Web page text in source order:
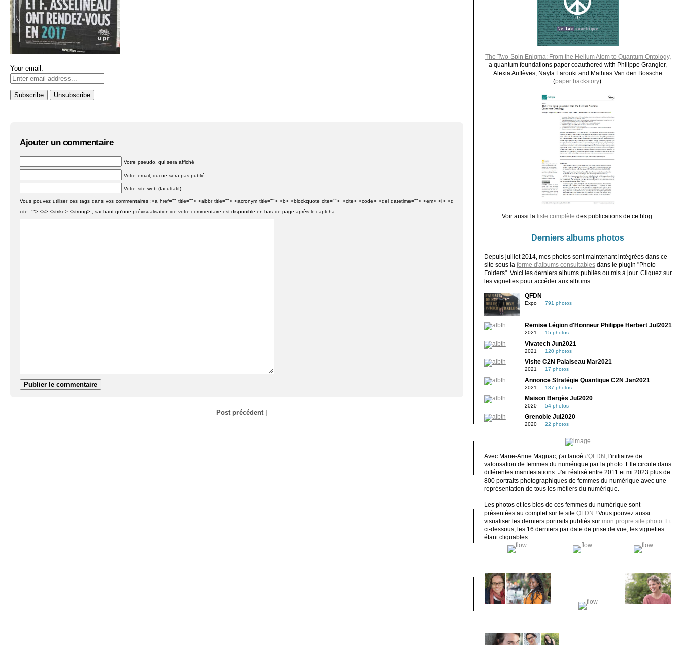
Your email:
Ajouter un commentaire
Votre pseudo, qui sera affiché
Votre email, qui ne sera pas publié
Votre site web (facultatif)
Vous pouvez utiliser ces tags dans vos commentaires :<a href="" title=""> <abbr title=""> <acronym title=""> <b> <blockquote cite=""> <cite> <code> <del datetime=""> <em> <i> <q
cite=""> <s> <strike> <strong> , sachant qu'une prévisualisation de votre commentaire est disponible en bas de page après le captcha.
Post précédent|
The Two-Spin Enigma: From the Helium Atom to Quantum Ontology,
a quantum foundations paper coauthored with Philippe Grangier,
Alexia Auffèves, Nayla Farouki and Mathias Van den Bossche
(paper backstory).
Voir aussi la liste complète des publications de ce blog.
Derniers albums photos
Depuis juillet 2014, mes photos sont maintenant intégrées dans ce
site sous la forme d'albums consultablesdans le plugin "Photo-
Folders". Voici les derniers albums publiés ou mis à jour. Cliquez sur
les vignettes pour accéder aux albums.
QFDN
Expo 791 photos
Remise Légion d'Honneur Philippe Herbert Jul2021
2021 15 photos
Vivatech Jun2021
2021 120 photos
Visite C2N Palaiseau Mar2021
2021 17 photos
Annonce Stratégie Quantique C2N Jan2021
2021 137 photos
Maison Bergès Jul2020
2020 54 photos
Grenoble Jul2020
2020 22 photos
Avec Marie-Anne Magnac, j'ai lancé #QFDN
, l'initiative de
valorisation de femmes du numérique par la photo. Elle circule dans
différentes manifestations. J'ai réalisé entre 2011 et mi 2023 plus de
800 portraits photographiques de femmes du numérique avec une
représentation de tous les métiers du numérique.
Les photos et les bios de ces femmes du numérique sont
présentées au complet sur le site QFDN ! Vous pouvez aussi
visualiser les derniers portraits publiés sur mon propre site photo . Et
ci-dessous, les 16 derniers par date de prise de vue, les vignettes
étant cliquables.